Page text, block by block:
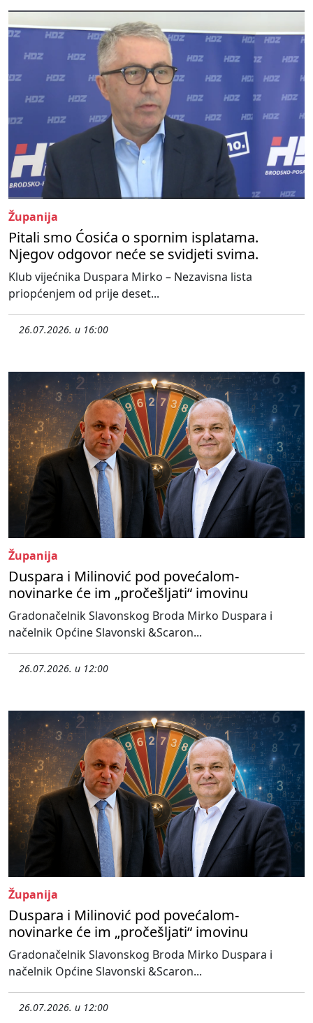
Županija
Pitali smo Ćosića o spornim isplatama.
Njegov odgovor neće se svidjeti svima.
Klub vijećnika Duspara Mirko – Nezavisna lista
priopćenjem od prije deset...
26.07.2026. u 16:00
Županija
Duspara i Milinović pod povećalom-
novinarke će im „pročešljati“ imovinu
Gradonačelnik Slavonskog Broda Mirko Duspara i
načelnik Općine Slavonski &Scaron...
26.07.2026. u 12:00
Županija
Duspara i Milinović pod povećalom-
novinarke će im „pročešljati“ imovinu
Gradonačelnik Slavonskog Broda Mirko Duspara i
načelnik Općine Slavonski &Scaron...
26.07.2026. u 12:00